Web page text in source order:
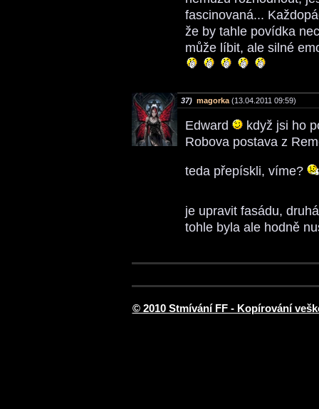
fascinovaná...
že by tahle povídka
může líbit, ale silné
37) magorka (13.04.2011 09:59)
Edward
když jsi ho
Robova postava z
teda přepískli, víme?
je upravit fasádu,
tohle byla ale hodně
© 2010 Stmívání FF - Kopírování